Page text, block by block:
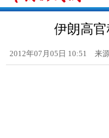
伊朗高
2012年07月05日 10:51 来源